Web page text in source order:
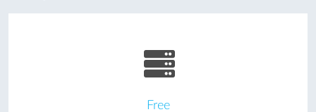
Free